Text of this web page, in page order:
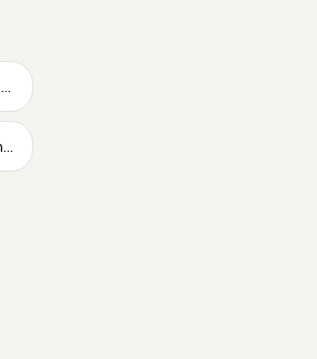
Stabdžiai slėgis jutiklis C: grandinės per aukšta įtampa
Stabdžiai slėgis jutiklis D: grandinės per žema įtampa